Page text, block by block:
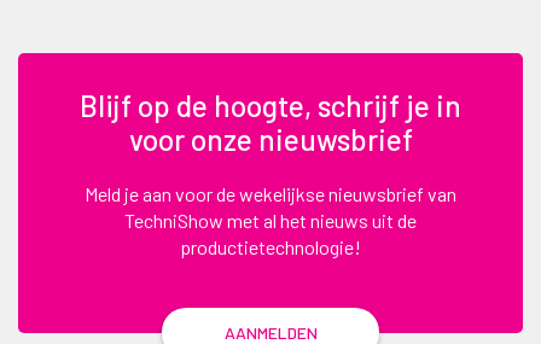
Blijf op de hoogte, schrijf je in
voor onze nieuwsbrief
Meld je aan voor de wekelijkse nieuwsbrief van
TechniShow met al het nieuws uit de
productietechnologie!
AANMELDEN